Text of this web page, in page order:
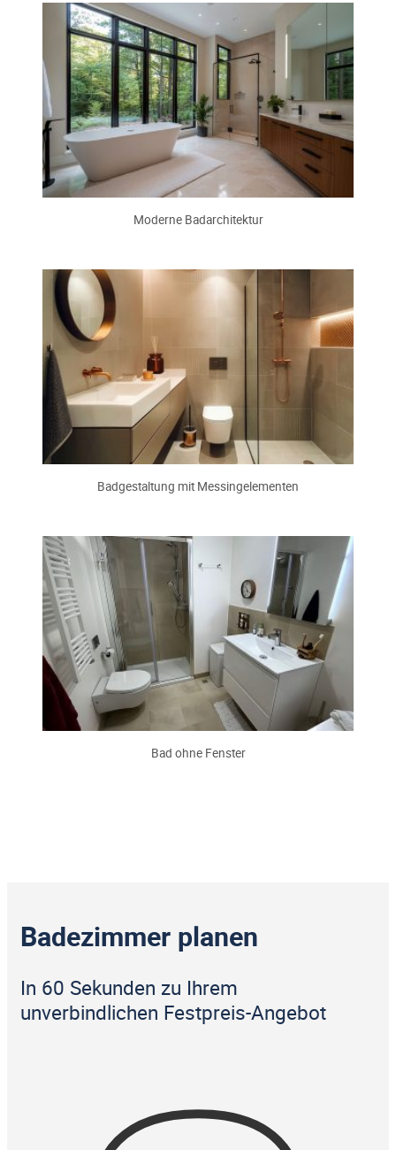
Moderne Badarchitektur
Badgestaltung mit Messingelementen
Bad ohne Fenster
Badezimmer planen
In 60 Sekunden zu Ihrem
unverbindlichen Festpreis-Angebot